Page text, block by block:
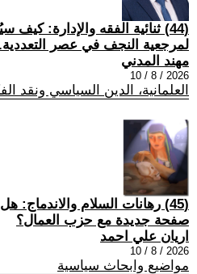
(44) ثنائية الفقه والإدارة: كيف
لمرجعية النجف في عصر التعددية.
مهند المدني
2026 / 8 / 10
العلمانية، الدين السياسي ونقد
(45) رهانات السلام والاندماج:
صفحة جديدة مع حزب العمال؟
اريان علي احمد
2026 / 8 / 10
مواضيع وابحاث سياسية